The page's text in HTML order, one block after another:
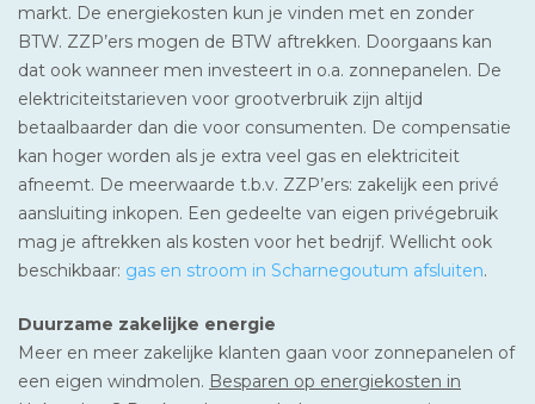
markt. De energiekosten kun je vinden met en zonder
BTW. ZZP’ers mogen de BTW aftrekken. Doorgaans kan
dat ook wanneer men investeert in o.a. zonnepanelen. De
elektriciteitstarieven voor grootverbruik zijn altijd
betaalbaarder dan die voor consumenten. De compensatie
kan hoger worden als je extra veel gas en elektriciteit
afneemt. De meerwaarde t.b.v. ZZP’ers: zakelijk een privé
aansluiting inkopen. Een gedeelte van eigen privégebruik
mag je aftrekken als kosten voor het bedrijf. Wellicht ook
beschikbaar: gas en stroom in Scharnegoutum afsluiten.
Duurzame zakelijke energie
Meer en meer zakelijke klanten gaan voor zonnepanelen of
een eigen windmolen. Besparen op energiekosten in